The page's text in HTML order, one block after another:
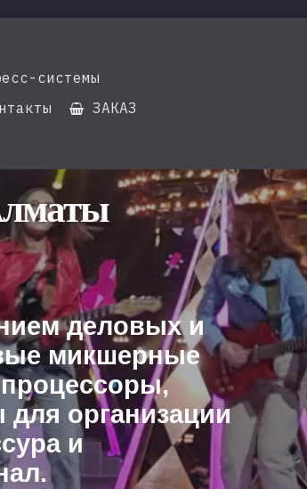
системы
 ЗАКАЗ
деловых и
микшерные
для организации
и